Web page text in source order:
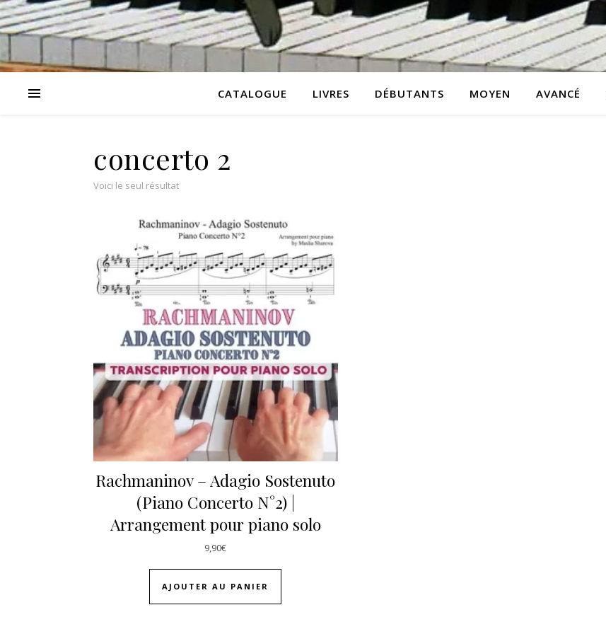
CATALOGUE LIVRES DÉBUTANTS MOYEN AVANCÉ
concerto 2
Voici le seul résultat
Rachmaninov – Adagio Sostenuto
(Piano Concerto N°2) |
Arrangement pour piano solo
9,90€
AJOUTER AU PANIER